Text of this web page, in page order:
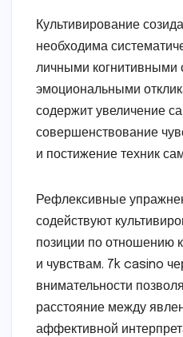
Культивирование
необходима
личными когнитивными
эмоциональными
содержит увеличение
совершенствование
и постижение техник
Рефлексивные
содействуют
позиции по отношению
и чувствам. 7k casino
внимательности
расстояние между
аффективной